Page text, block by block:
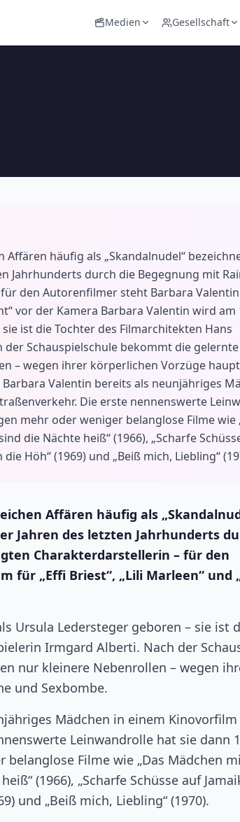
Medien Gesellschaft
häufig als „Skandalnudel“
Jahrhunderts durch die Begegnung mit
den Autorenfilmer steht Barbara
vor der Kamera Barbara Valentin wird am
ist die Tochter des Filmarchitekten Hans
Schauspielschule bekommt die gelernte
– wegen ihrer körperlichen Vorzüge
Valentin bereits als neunjähriges
Die erste nennenswerte
mehr oder weniger belanglose Filme wie
die Nächte heiß“ (1966), „Scharfe
Höh“ (1969) und „Beiß mich, Liebling“
Affären häufig als
Jahren des letzten Jahrhunderts
Charakterdarstellerin – für den
„Effi Briest“, „Lili Marleen“ und
Ursula Ledersteger geboren – sie ist
Irmgard Alberti. Nach der
nur kleinere Nebenrollen – wegen
und Sexbombe.
Mädchen in einem
Leinwandrolle hat sie dann
Filme wie „Das Mädchen
(1966), „Scharfe Schüsse auf
und „Beiß mich, Liebling“ (1970).